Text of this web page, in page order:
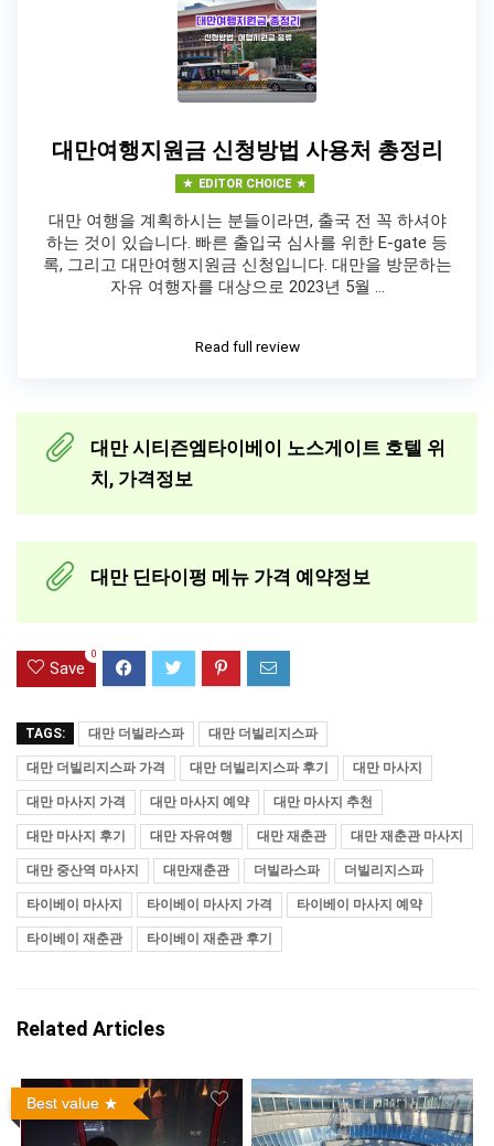
대만여행지원금 신청방법 사용처 총정리
EDITOR CHOICE
대만 여행을 계획하시는 분들이라면, 출국 전 꼭 하셔야
하는 것이 있습니다. 빠른 출입국 심사를 위한 E-gate 등
록, 그리고 대만여행지원금 신청입니다. 대만을 방문하는
자유 여행자를 대상으로 2023년 5월 …
Read full review
대만 시티즌엠타이베이 노스게이트 호텔 위
치, 가격정보
대만 딘타이펑 메뉴 가격 예약정보
Save
0
TAGS: 대만 더빌라스파 대만 더빌리지스파
대만 더빌리지스파 가격 대만 더빌리지스파 후기 대만 마사지
대만 마사지 가격 대만 마사지 예약 대만 마사지 추천
대만 마사지 후기 대만 자유여행 대만 재춘관 대만 재춘관 마사지
대만 중산역 마사지 대만재춘관 더빌라스파 더빌리지스파
타이베이 마사지 타이베이 마사지 가격 타이베이 마사지 예약
타이베이 재춘관 타이베이 재춘관 후기
Related Articles
Best value